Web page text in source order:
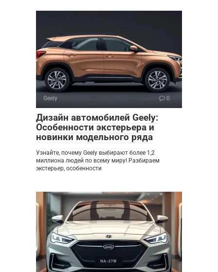
Geely 0
Дизайн автомобилей Geely:
Особенности экстерьера и
новинки модельного ряда
Узнайте, почему Geely выбирают более 1,2
миллиона людей по всему миру! Разбираем
экстерьер, особенности